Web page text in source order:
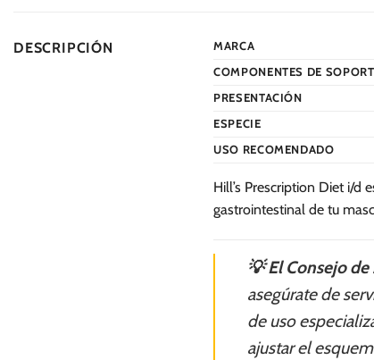
DESCRIPCIÓN MARCA
COMPONENTES DE
PRESENTACIÓN
ESPECIE
USO RECOMENDADO
Hill’s Prescription Diet i/
gastrointestinal de tu
💡 El Consejo
asegúrate de
de uso
ajustar el